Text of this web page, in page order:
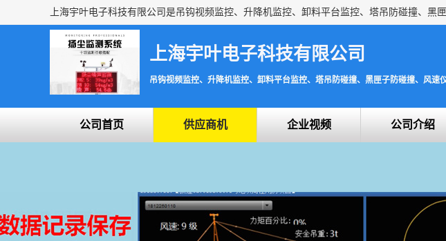
上海宇叶电子科技有限公司
吊钩视频监控、升降机监控、卸料平台监控、塔吊防碰撞、黑匣子防碰撞、风速
公司首页 供应商机 企业视频 公司介绍